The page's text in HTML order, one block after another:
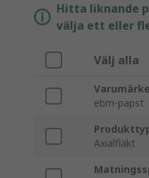
Hitta liknande
välja ett eller
Välj alla
Varumärke
ebm-papst
Axialfläkt